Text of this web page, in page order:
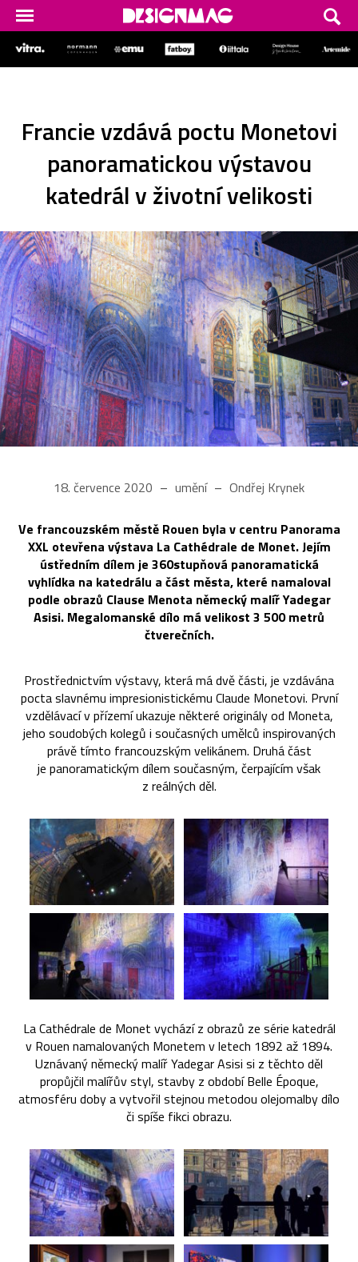
Francie vzdává poctu Monetovi
panoramatickou výstavou
katedrál v životní velikosti
18. července 2020 umění Ondřej Krynek
Ve francouzském městě Rouen byla v centru Panorama
XXL otevřena výstava La Cathédrale de Monet. Jejím
ústředním dílem je 360stupňová panoramatická
vyhlídka na katedrálu a část města, které namaloval
podle obrazů Clause Menota německý malíř Yadegar
Asisi. Megalomanské dílo má velikost 3 500 metrů
čtverečních.
Prostřednictvím výstavy, která má dvě části, je vzdávána
pocta slavnému impresionistickému Claude Monetovi. První
vzdělávací v přízemí ukazuje některé originály od Moneta,
jeho soudobých kolegů i současných umělců inspirovaných
právě tímto francouzským velikánem. Druhá část
je panoramatickým dílem současným, čerpajícím však
z reálných děl.
La Cathédrale de Monet vychází z obrazů ze série katedrál
v Rouen namalovaných Monetem v letech 1892 až 1894.
Uznávaný německý malíř Yadegar Asisi si z těchto děl
propůjčil malířův styl, stavby z období Belle Époque,
atmosféru doby a vytvořil stejnou metodou olejomalby dílo
či spíše fikci obrazu.